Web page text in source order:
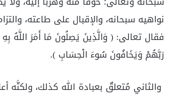
نواهيه سبحانه، والإقبال على طاعته،
فقال تعالى: ( وَالَّذِينَ يَصِلُونَ مَا أَمَرَ اللَّهُ
رَبَّهُمْ وَيَخَافُونَ سُوءَ الْحِسَابِ ).
والثاني مُتعلقٌ بعبادة الله كذلك، ولكنَّه